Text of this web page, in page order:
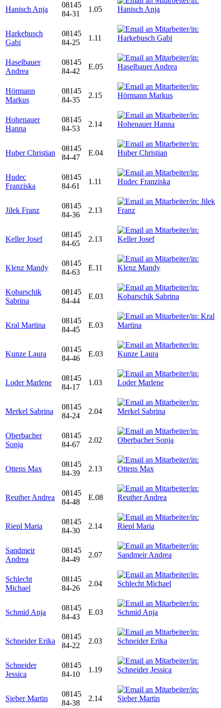
Hanisch Anja
08145
84-31
1.05
Harkebusch
Gabi
08145
84-25
1.11
Haselbauer
Andrea
08145
84-42
E.05
Hörmann
Markus
08145
84-35
2.15
Hohenauer
Hanna
08145
84-53
2.14
Huber Christian
08145
84-47
E.04
Hudec
Franziska
08145
84-61
1.11
Jilek Franz
08145
84-36
2.13
Keller Josef
08145
84-65
2.13
Klenz Mandy
08145
84-63
E.11
Kobarschik
Sabrina
08145
84-44
E.03
Kral Martina
08145
84-45
E.03
Kunze Laura
08145
84-46
E.03
Loder Marlene
08145
84-17
1.03
Merkel Sabrina
08145
84-24
2.04
Oberbacher
Sonja
08145
84-67
2.02
Ottens Max
08145
84-39
2.13
Reuther Andrea
08145
84-48
E.08
Riepl Maria
08145
84-30
2.14
Sandmeir
Andrea
08145
84-49
2.07
Schlecht
Michael
08145
84-26
2.04
Schmid Anja
08145
84-43
E.03
Schneider Erika
08145
84-22
2.03
Schneider
Jessica
08145
84-10
1.19
Sieber Martin
08145
84-38
2.14